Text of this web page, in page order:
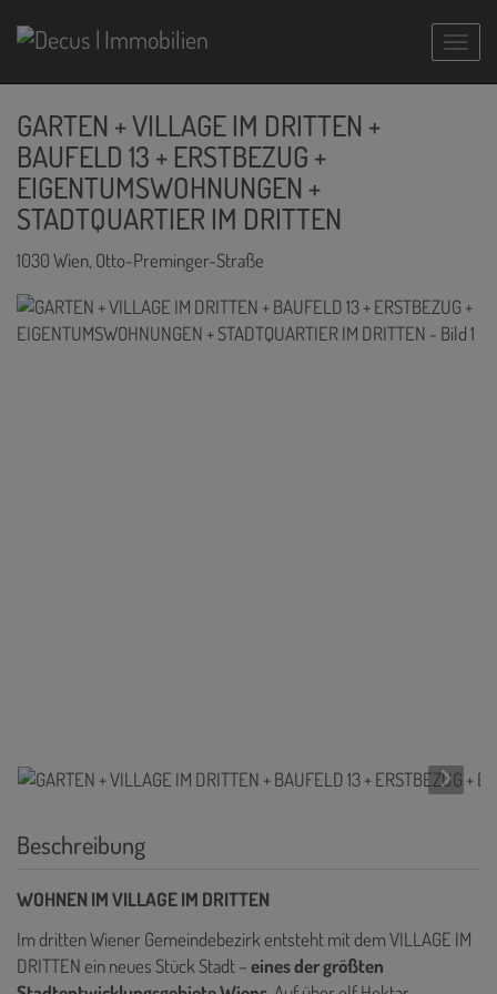
GARTEN + VILLAGE IM DRITTEN +
BAUFELD 13 + ERSTBEZUG +
EIGENTUMSWOHNUNGEN +
STADTQUARTIER IM DRITTEN
1030 Wien, Otto-Preminger-Straße
Beschreibung
WOHNEN IM VILLAGE IM DRITTEN
Im dritten Wiener Gemeindebezirk entsteht mit dem VILLAGE IM
DRITTEN ein neues Stück Stadt –eines der größten